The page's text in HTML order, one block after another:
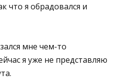
что я обрадовался и
мне чем-то
я уже не представляю